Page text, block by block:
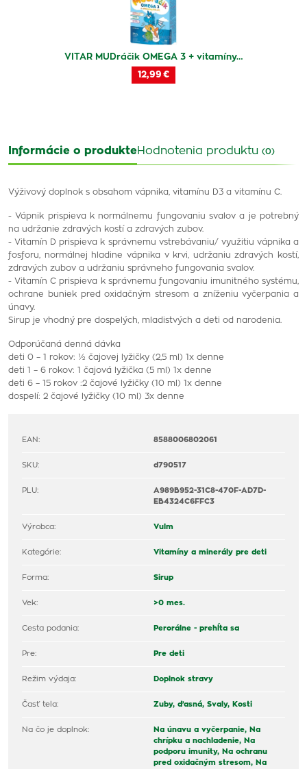
VITAR MUDráčik OMEGA 3 + vitamíny…
12,99 €
Informácie o produkteHodnotenia produktu (0)
Výživový doplnok s obsahom vápnika, vitamínu D3 a vitamínu C.
- Vápnik prispieva k normálnemu fungovaniu svalov a je potrebný
na udržanie zdravých kostí a zdravých zubov.
- Vitamín D prispieva k správnemu vstrebávaniu/ využitiu vápnika a
fosforu, normálnej hladine vápnika v krvi, udržaniu zdravých kostí,
zdravých zubov a udržaniu správneho fungovania svalov.
- Vitamín C prispieva k správnemu fungovaniu imunitného systému,
ochrane buniek pred oxidačným stresom a zníženiu vyčerpania a
únavy.
Sirup je vhodný pre dospelých, mladistvých a deti od narodenia.
Odporúčaná denná dávka
deti 0 – 1 rokov: ½ čajovej lyžičky (2,5 ml) 1x denne
deti 1 – 6 rokov: 1 čajová lyžička (5 ml) 1x denne
deti 6 – 15 rokov :2 čajové lyžičky (10 ml) 1x denne
dospelí: 2 čajové lyžičky (10 ml) 3x denne
EAN: 8588006802061
SKU: d790517
PLU:
A989B952-31C8-470F-AD7D-
EB4324C6FFC3
Výrobca: Vulm
Kategórie: Vitamíny a minerály pre deti
Forma: Sirup
Vek: >0 mes.
Cesta podania: Perorálne - prehĺta sa
Pre: Pre deti
Režim výdaja: Doplnok stravy
Časť tela: Zuby, ďasná, Svaly, Kosti
Na čo je doplnok: Na únavu a vyčerpanie, Na
chrípku a nachladenie, Na
podporu imunity, Na ochranu
pred oxidačným stresom, Na